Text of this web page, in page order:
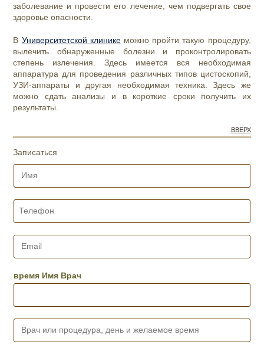
заболевание и провести его лечение, чем подвергать свое
здоровье опасности.
В Университетской клиникеможно пройти такую процедуру,
вылечить обнаруженные болезни и проконтролировать
степень излечения. Здесь имеется вся необходимая
аппаратура для проведения различных типов цистоскопий,
УЗИ-аппараты и другая необходимая техника. Здесь же
можно сдать анализы и в короткие сроки получить их
результаты.
ВВЕРХ
Записаться
И
я
*
Т
л
е
о
*
E
a
i
l
время Имя Врач
В
а